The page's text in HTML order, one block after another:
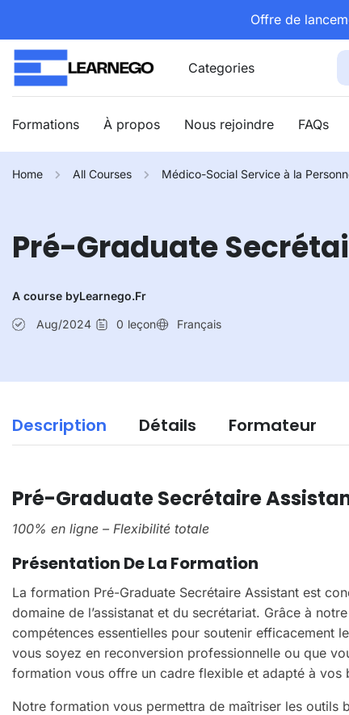
Offre de
Categories
Formations À propos Nous rejoindre FAQs
Home All Courses Médico-Social Service à la
Pré-Graduate
A course byLearnego.fr
Aug/2024 0 leçon Français
Description Détails Formateur
Pré-Graduate Secrétaire
100% en ligne – Flexibilité totale
Présentation De La Formation
La formation Pré-Graduate Secrétaire Assistant est
domaine de l’assistanat et du secrétariat. Grâce à
compétences essentielles pour soutenir efficacement
vous soyez en reconversion professionnelle ou que
formation vous offre un cadre flexible et adapté à vos
Notre formation vous permettra de maîtriser les outils